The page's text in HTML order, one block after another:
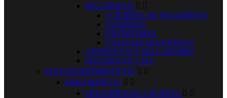
SEGURIDAD  
+CIERRES DE SEGURIDAD
ALARMAS
EXTINTORES
CAJAS DE SEGURIDAD
ADHESIVOS Y SELLADORES
SEGURIDAD VIAL
ELECTRODOMESTICOS  
FRIGORIFÍCOS  
FRIGORÍFICOS 1 PUERTA  